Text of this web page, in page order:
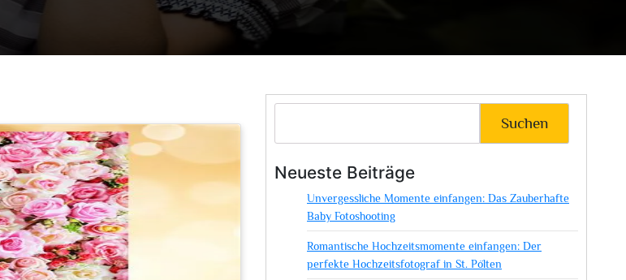
Suchen
Neueste Beiträge
Unvergessliche Momente einfangen: Das Zauberhafte
Baby Fotoshooting
Romantische Hochzeitsmomente einfangen: Der
perfekte Hochzeitsfotograf in St. Pölten